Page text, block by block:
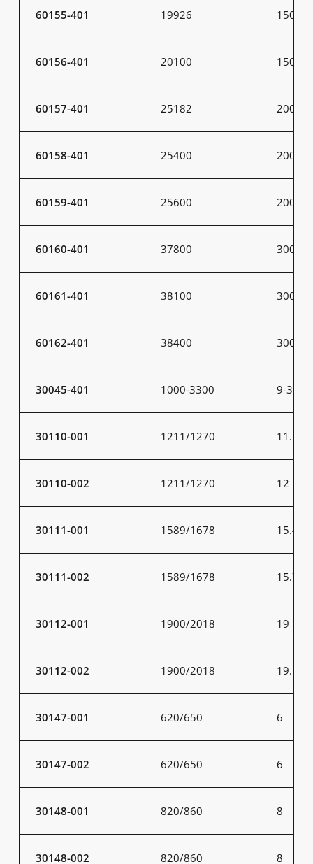
60155-401 19926 150
60156-401 20100 150
60157-401 25182 200
60158-401 25400 200
60159-401 25600 200
60160-401 37800 300
60161-401 38100 300
60162-401 38400 300
30045-401 1000-3300 9-31
30110-001 1211/1270 11.5
30110-002 1211/1270 12
30111-001 1589/1678 15.4
30111-002 1589/1678 15.7
30112-001 1900/2018 19
30112-002 1900/2018 19.5
30147-001 620/650 6
30147-002 620/650 6
30148-001 820/860 8
30148-002 820/860 8